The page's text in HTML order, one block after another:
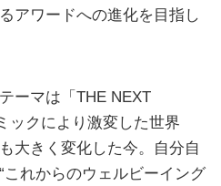
アワードへの進化を目指し
ーマは「THE NEXT
ックにより激変した世界
大きく変化した今。自分自
れからのウェルビーイング